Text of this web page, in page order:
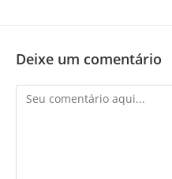
Deixe um comentário